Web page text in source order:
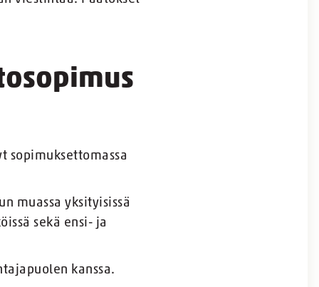
sopimuksettomassa
muassa yksityisissä
sekä ensi- ja
kanssa.